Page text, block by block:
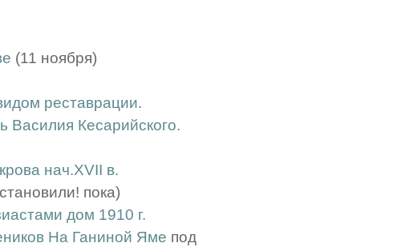
(11 ноября)
реставрации.
Василия Кесарийского.
нач.XVII в.
пока)
дом 1910 г.
На Ганиной Яме под